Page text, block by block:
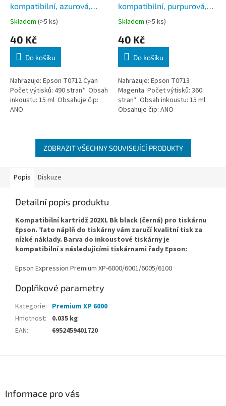
kompatibilní, azurová,
včetně čipu
Skladem (>5 ks)
40 Kč
Do košíku
Nahrazuje: Epson T0712 Cyan
Počet výtisků: 490 stran* Obsah
inkoustu: 15 ml Obsahuje čip:
ANO
kompatibilní, purpurová,
včetně čipu
Skladem (>5 ks)
40 Kč
Do košíku
Nahrazuje: Epson T0713
Magenta Počet výtisků: 360
stran* Obsah inkoustu: 15 ml
Obsahuje čip: ANO
ZOBRAZIT VŠECHNY SOUVISEJÍCÍ PRODUKTY
Popis Diskuze
Detailní popis produktu
Kompatibilní kartridž 202XL Bk black (černá) pro tiskárnu
Epson. Tato náplň do tiskárny vám zaručí kvalitní tisk za
nízké náklady. Barva do inkoustové tiskárny je
kompatibilní s následujícími tiskárnami řady Epson:
Epson Expression Premium XP-6000/6001/6005/6100
Doplňkové parametry
Kategorie: Premium XP 6000
Hmotnost:
0.035 kg
EAN: 6952459401720
Informace pro vás